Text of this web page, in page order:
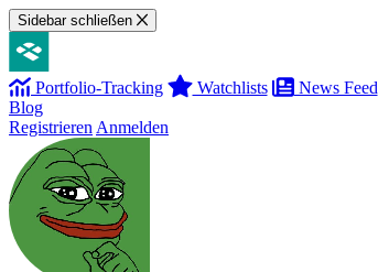
Sidebar schließen
Portfolio-Tracking Watchlists News Feed
Blog
Registrieren Anmelden